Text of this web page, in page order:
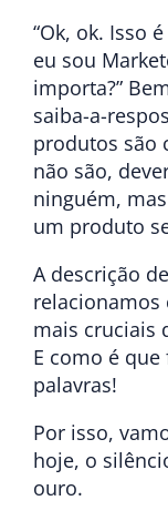
“Ok, ok. Isso
eu sou
importa?”
saiba-a-
produtos são
não são,
ninguém,
um produto
A descrição
relacionamos
mais cruciais
E como é que
palavras!
Por isso,
hoje, o
ouro.